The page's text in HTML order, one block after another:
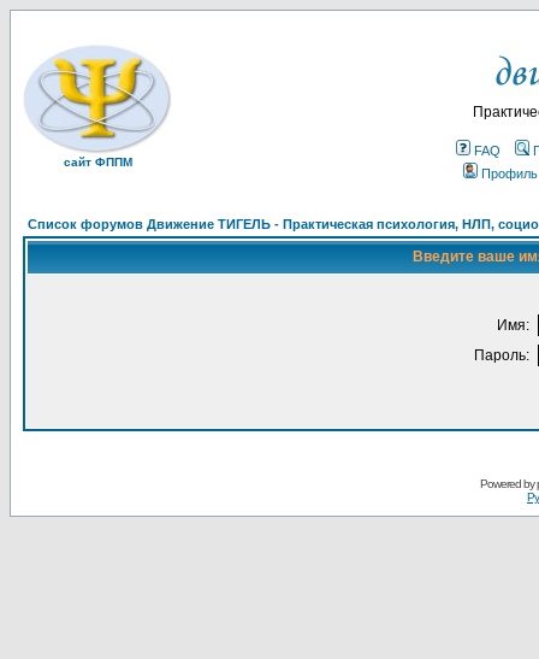
сайт ФППМ
FAQ
Профиль
Список форумов Движение ТИГЕЛЬ - Практическая психология, НЛП,
Введите ваше
Имя:
Пароль:
Powered by